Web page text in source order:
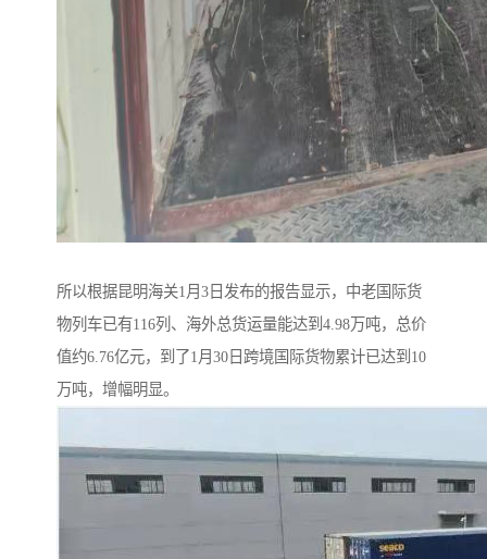
所以根据昆明海关1月3日发布的报告显示，中老国际货
物列车已有116列、海外总货运量能达到4.98万吨，总价
值约6.76亿元，到了1月30日跨境国际货物累计已达到10
万吨，增幅明显。